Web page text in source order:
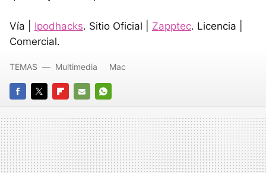
Vía | Ipodhacks. Sitio Oficial | Zapptec. Licencia |
Comercial.
FACEBOOK
TWITTERFLIPBOARD
E-
MAIL
WHATSAPP
TEMAS Multimedia Mac